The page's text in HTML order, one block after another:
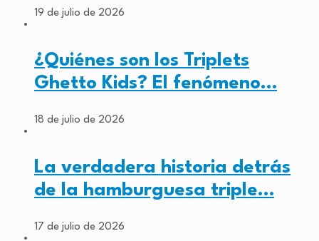
19 de julio de 2026
¿Quiénes son los Triplets
Ghetto Kids? El fenómeno…
18 de julio de 2026
La verdadera historia detrás
de la hamburguesa triple…
17 de julio de 2026